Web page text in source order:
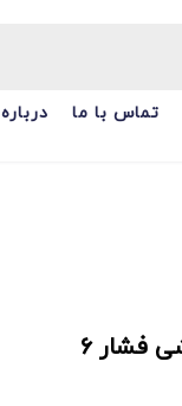
تماس با ما